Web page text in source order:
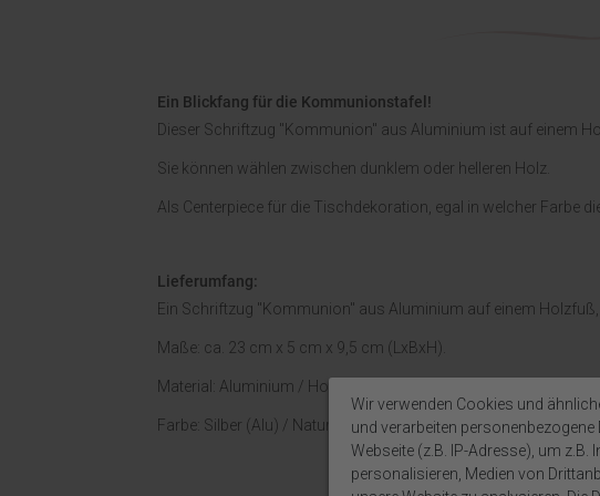
Ein Blickfang für die Kommunionstafel!
Dieser Schriftzug "Kommunion" aus Aluminium ist auf einem
Sie können wählen zwischen dunklem oder helleren Holz.
Als Centerpiece für die Tischdekoration, egal in welcher Farbe
Lieferumfang:
Ein Schriftzug "Kommunion" aus Aluminium auf einem
Maße: ca. 23 cm x 5 cm x 9,5 cm (LxBxH).
Material: Aluminium / Holz.
Farbe: Silber (Alu) / Natur (Holz).
Wir verwenden Cookies und
und verarbeiten
Webseite (z.B. IP-Adresse), um z.B.
personalisieren, Medien von